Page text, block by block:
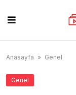
content
Anasayfa » Genel
Genel